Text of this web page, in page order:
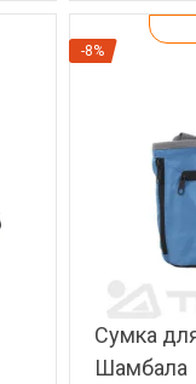
-8%
Сумка
Шамбала